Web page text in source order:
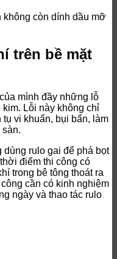
không còn dính dầu mỡ
trên bề mặt
mình đầy những lỗ
Lỗi này không chỉ
vi khuẩn, bụi bẩn, làm
rulo gai để phá bọt
điểm thi công có
trong bê tông thoát ra
cần có kinh nghiệm
ngày và thao tác rulo